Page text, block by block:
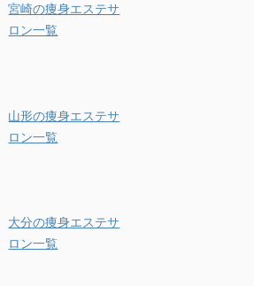
宮崎の痩身エステサ
ロン一覧
山形の痩身エステサ
ロン一覧
大分の痩身エステサ
ロン一覧